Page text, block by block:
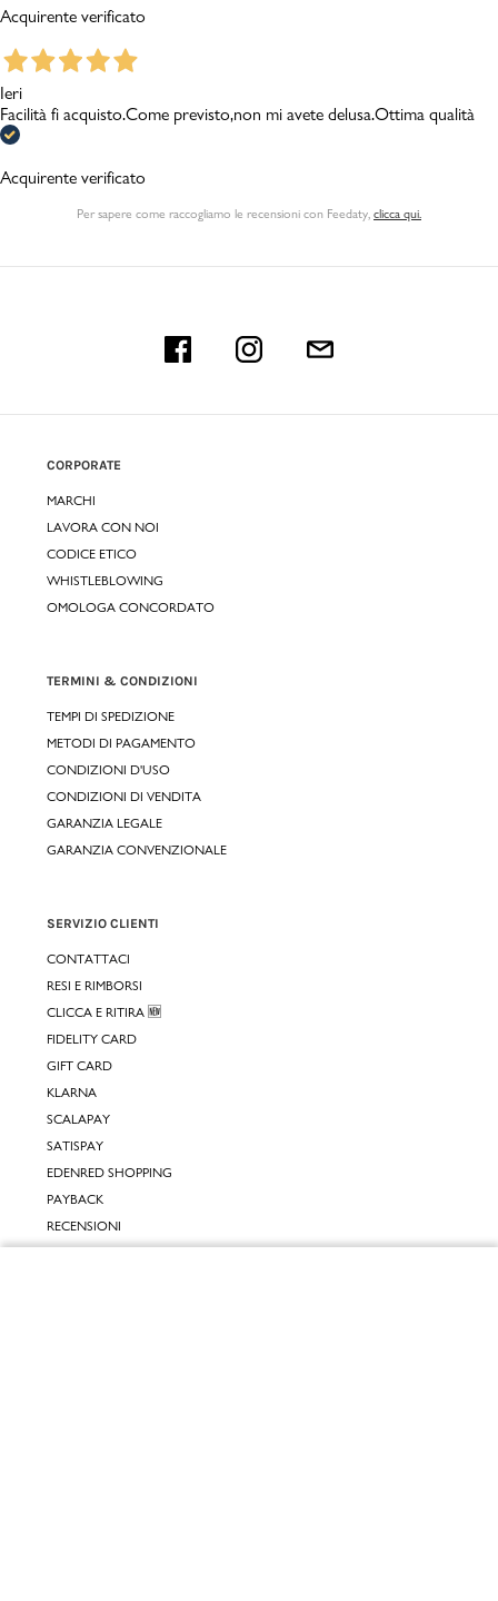
Acquirente verificato
Ieri
Facilità fi acquisto.Come previsto,non mi avete delusa.Ottima qualità
Acquirente verificato
Per sapere come raccogliamo le recensioni con Feedaty, clicca qui.
CORPORATE
MARCHI
LAVORA CON NOI
CODICE ETICO
WHISTLEBLOWING
OMOLOGA CONCORDATO
TERMINI & CONDIZIONI
TEMPI DI SPEDIZIONE
METODI DI PAGAMENTO
CONDIZIONI D'USO
CONDIZIONI DI VENDITA
GARANZIA LEGALE
GARANZIA CONVENZIONALE
SERVIZIO CLIENTI
CONTATTACI
RESI E RIMBORSI
CLICCA E RITIRA 🆕
FIDELITY CARD
GIFT CARD
KLARNA
SCALAPAY
SATISPAY
EDENRED SHOPPING
PAYBACK
RECENSIONI
INPOST DAYS